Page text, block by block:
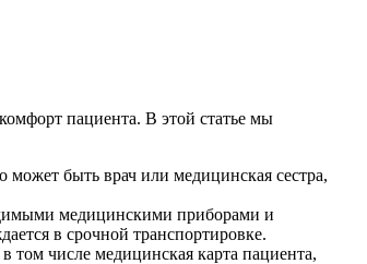
пациента. В этой статье мы
быть врач или медицинская сестра,
медицинскими приборами и
в срочной транспортировке.
числе медицинская карта пациента,